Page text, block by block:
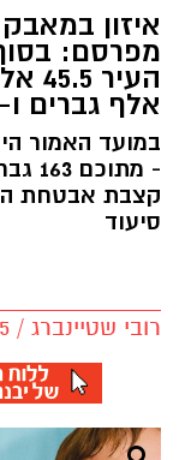
איזון
אלף גברים ו-22.8 אלף נשים
סיעוד
רובי שטיינברג / 14:15 02.10.19